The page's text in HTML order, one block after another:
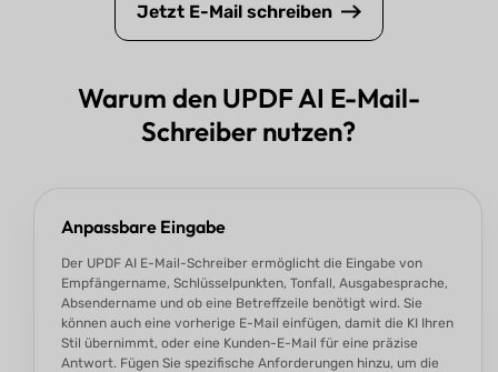
Jetzt E-Mail schreiben
Warum den UPDF AI E-Mail-
Schreiber nutzen?
Anpassbare Eingabe
Der UPDF AI E-Mail-Schreiber ermöglicht die Eingabe von
Empfängername, Schlüsselpunkten, Tonfall, Ausgabesprache,
Absendername und ob eine Betreffzeile benötigt wird. Sie
können auch eine vorherige E-Mail einfügen, damit die KI Ihren
Stil übernimmt, oder eine Kunden-E-Mail für eine präzise
Antwort. Fügen Sie spezifische Anforderungen hinzu, um die